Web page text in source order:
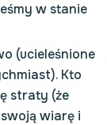
w stanie
(ucieleśnione
Kto
straty (że
wiarę i